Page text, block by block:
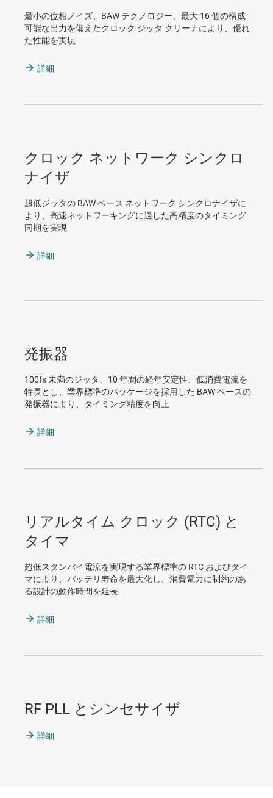
最小の位相ノイズ、BAW テクノロジー、最大 16 個の構成
可能な出力を備えたクロック ジッタ クリーナにより、優れ
た性能を実現
詳細
クロック ネットワーク シンクロ
ナイザ
超低ジッタの BAW ベース ネットワーク シンクロナイザに
より、高速ネットワーキングに適した高精度のタイミング
同期を実現
詳細
発振器
100fs 未満のジッタ、10 年間の経年安定性、低消費電流を
特長とし、業界標準のパッケージを採用した BAW ベースの
発振器により、タイミング精度を向上
詳細
リアルタイム クロック (RTC) と
タイマ
超低スタンバイ電流を実現する業界標準の RTC およびタイ
マにより、バッテリ寿命を最大化し、消費電力に制約のあ
る設計の動作時間を延長
詳細
RF PLL とシンセサイザ
詳細